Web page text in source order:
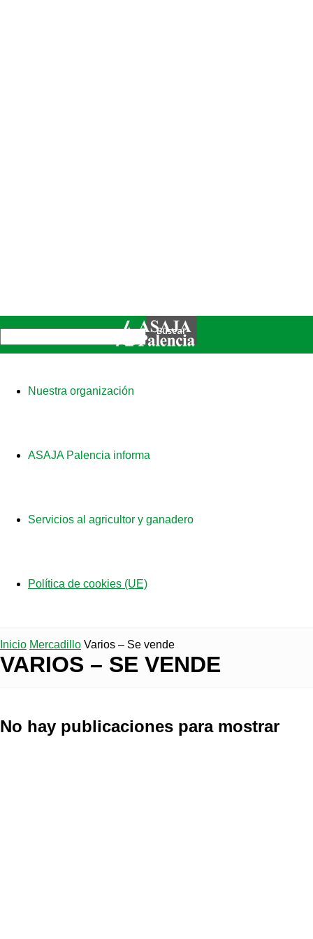
Nuestra organización
ASAJA Palencia informa
Servicios al agricultor y ganadero
Política de cookies (UE)
Inicio Mercadillo Varios – Se vende
VARIOS – SE VENDE
No hay publicaciones para mostrar